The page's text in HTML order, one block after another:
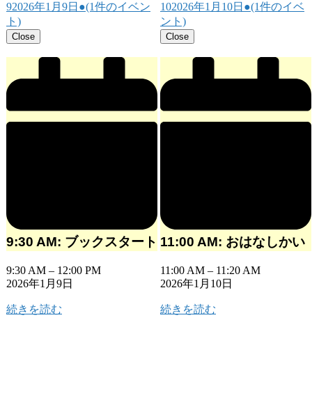
92026年1月9日 ●(1件のイベン
ト)
Close
9:30 AM: ブックスタート
9:30 AM – 12:00 PM
2026年1月9日
続きを読む
102026年1月10日 ●(1件のイベ
ント)
Close
11:00 AM: おはなしかい
11:00 AM – 11:20 AM
2026年1月10日
続きを読む